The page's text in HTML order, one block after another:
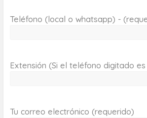
Teléfono (local o whatsapp) -
Extensión (Si el teléfono digitado
Tu correo electrónico (requerido)